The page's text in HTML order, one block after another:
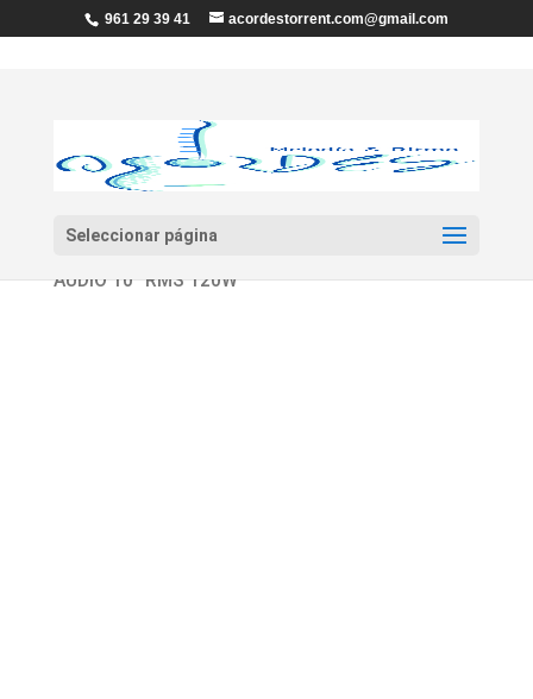
961 29 39 41 acordestorrent.com@gmail.com
Seleccionar página
Inicio/Audio /Altavoces
/ COLUMNA PASIVA EK
AUDIO 10″ RMS 120W